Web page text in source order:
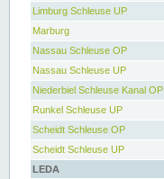
Limburg Schleuse UP
Marburg
Nassau Schleuse OP
Nassau Schleuse UP
Niederbiel Schleuse Kanal OP
Runkel Schleuse UP
Scheidt Schleuse OP
Scheidt Schleuse UP
LEDA